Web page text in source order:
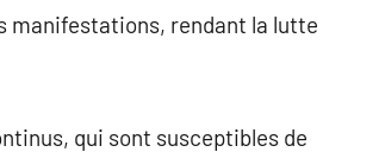
manifestations, rendant la lutte
qui sont susceptibles de